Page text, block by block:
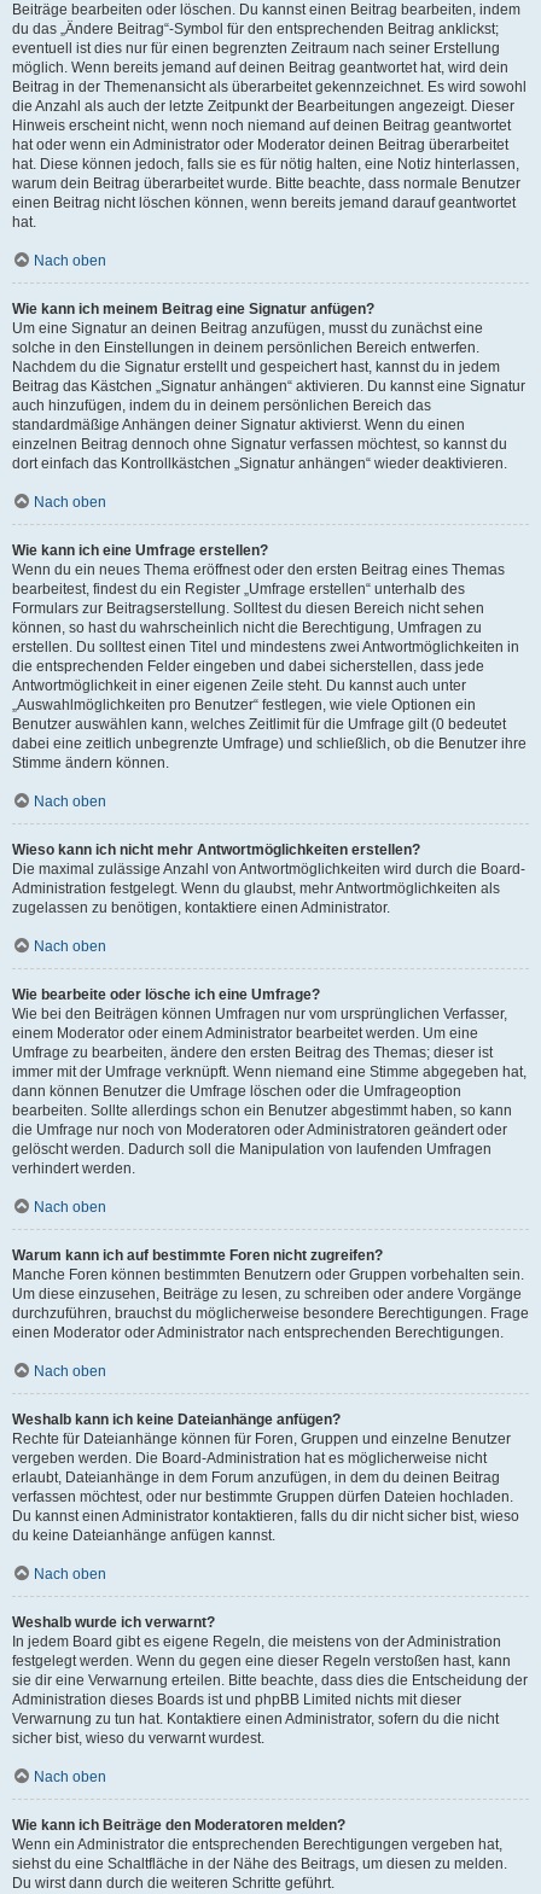
Beiträge bearbeiten oder löschen. Du kannst einen Beitrag bearbeiten, indem
du das „Ändere Beitrag“-Symbol für den entsprechenden Beitrag anklickst;
eventuell ist dies nur für einen begrenzten Zeitraum nach seiner Erstellung
möglich. Wenn bereits jemand auf deinen Beitrag geantwortet hat, wird dein
Beitrag in der Themenansicht als überarbeitet gekennzeichnet. Es wird sowohl
die Anzahl als auch der letzte Zeitpunkt der Bearbeitungen angezeigt. Dieser
Hinweis erscheint nicht, wenn noch niemand auf deinen Beitrag geantwortet
hat oder wenn ein Administrator oder Moderator deinen Beitrag überarbeitet
hat. Diese können jedoch, falls sie es für nötig halten, eine Notiz hinterlassen,
warum dein Beitrag überarbeitet wurde. Bitte beachte, dass normale Benutzer
einen Beitrag nicht löschen können, wenn bereits jemand darauf geantwortet
hat.
Nach oben
Wie kann ich meinem Beitrag eine Signatur anfügen?
Um eine Signatur an deinen Beitrag anzufügen, musst du zunächst eine
solche in den Einstellungen in deinem persönlichen Bereich entwerfen.
Nachdem du die Signatur erstellt und gespeichert hast, kannst du in jedem
Beitrag das Kästchen „Signatur anhängen“ aktivieren. Du kannst eine Signatur
auch hinzufügen, indem du in deinem persönlichen Bereich das
standardmäßige Anhängen deiner Signatur aktivierst. Wenn du einen
einzelnen Beitrag dennoch ohne Signatur verfassen möchtest, so kannst du
dort einfach das Kontrollkästchen „Signatur anhängen“ wieder deaktivieren.
Nach oben
Wie kann ich eine Umfrage erstellen?
Wenn du ein neues Thema eröffnest oder den ersten Beitrag eines Themas
bearbeitest, findest du ein Register „Umfrage erstellen“ unterhalb des
Formulars zur Beitragserstellung. Solltest du diesen Bereich nicht sehen
können, so hast du wahrscheinlich nicht die Berechtigung, Umfragen zu
erstellen. Du solltest einen Titel und mindestens zwei Antwortmöglichkeiten in
die entsprechenden Felder eingeben und dabei sicherstellen, dass jede
Antwortmöglichkeit in einer eigenen Zeile steht. Du kannst auch unter
„Auswahlmöglichkeiten pro Benutzer“ festlegen, wie viele Optionen ein
Benutzer auswählen kann, welches Zeitlimit für die Umfrage gilt (0 bedeutet
dabei eine zeitlich unbegrenzte Umfrage) und schließlich, ob die Benutzer ihre
Stimme ändern können.
Nach oben
Wieso kann ich nicht mehr Antwortmöglichkeiten erstellen?
Die maximal zulässige Anzahl von Antwortmöglichkeiten wird durch die Board-
Administration festgelegt. Wenn du glaubst, mehr Antwortmöglichkeiten als
zugelassen zu benötigen, kontaktiere einen Administrator.
Nach oben
Wie bearbeite oder lösche ich eine Umfrage?
Wie bei den Beiträgen können Umfragen nur vom ursprünglichen Verfasser,
einem Moderator oder einem Administrator bearbeitet werden. Um eine
Umfrage zu bearbeiten, ändere den ersten Beitrag des Themas; dieser ist
immer mit der Umfrage verknüpft. Wenn niemand eine Stimme abgegeben hat,
dann können Benutzer die Umfrage löschen oder die Umfrageoption
bearbeiten. Sollte allerdings schon ein Benutzer abgestimmt haben, so kann
die Umfrage nur noch von Moderatoren oder Administratoren geändert oder
gelöscht werden. Dadurch soll die Manipulation von laufenden Umfragen
verhindert werden.
Nach oben
Warum kann ich auf bestimmte Foren nicht zugreifen?
Manche Foren können bestimmten Benutzern oder Gruppen vorbehalten sein.
Um diese einzusehen, Beiträge zu lesen, zu schreiben oder andere Vorgänge
durchzuführen, brauchst du möglicherweise besondere Berechtigungen. Frage
einen Moderator oder Administrator nach entsprechenden Berechtigungen.
Nach oben
Weshalb kann ich keine Dateianhänge anfügen?
Rechte für Dateianhänge können für Foren, Gruppen und einzelne Benutzer
vergeben werden. Die Board-Administration hat es möglicherweise nicht
erlaubt, Dateianhänge in dem Forum anzufügen, in dem du deinen Beitrag
verfassen möchtest, oder nur bestimmte Gruppen dürfen Dateien hochladen.
Du kannst einen Administrator kontaktieren, falls du dir nicht sicher bist, wieso
du keine Dateianhänge anfügen kannst.
Nach oben
Weshalb wurde ich verwarnt?
In jedem Board gibt es eigene Regeln, die meistens von der Administration
festgelegt werden. Wenn du gegen eine dieser Regeln verstoßen hast, kann
sie dir eine Verwarnung erteilen. Bitte beachte, dass dies die Entscheidung der
Administration dieses Boards ist und phpBB Limited nichts mit dieser
Verwarnung zu tun hat. Kontaktiere einen Administrator, sofern du die nicht
sicher bist, wieso du verwarnt wurdest.
Nach oben
Wie kann ich Beiträge den Moderatoren melden?
Wenn ein Administrator die entsprechenden Berechtigungen vergeben hat,
siehst du eine Schaltfläche in der Nähe des Beitrags, um diesen zu melden.
Du wirst dann durch die weiteren Schritte geführt.